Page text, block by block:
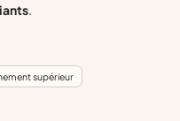
.
supérieur